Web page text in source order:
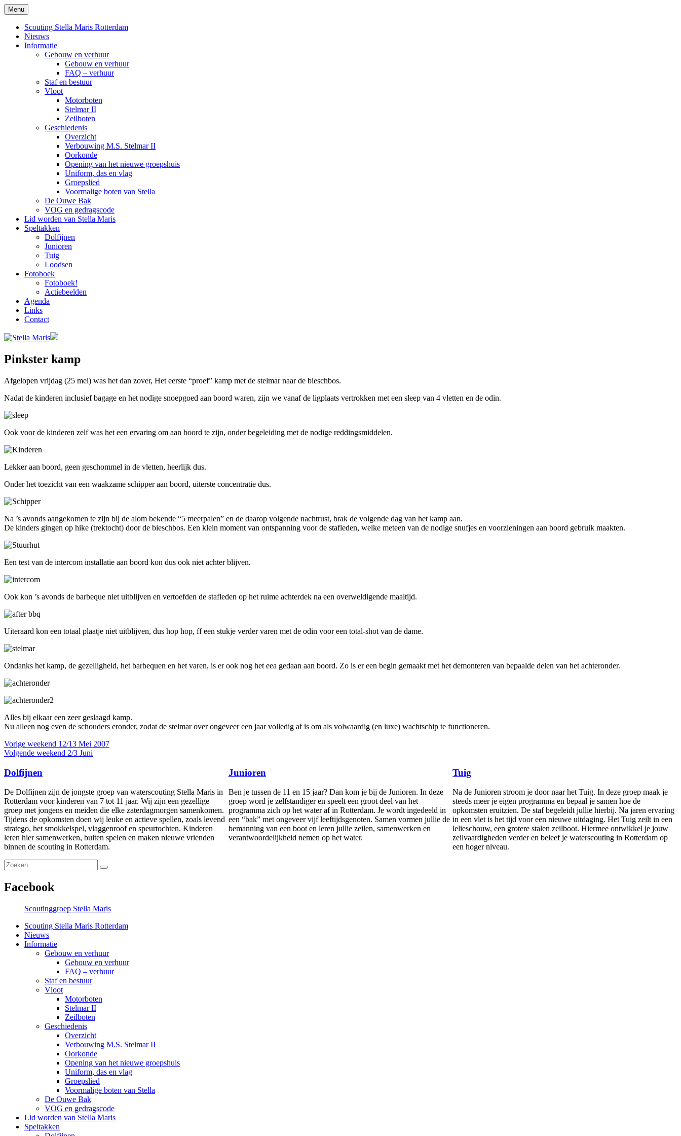
Ga
naar
inhoud
Stella Maris
Scoutinggroep Stella Maris Rotterdam
Menu
Scouting Stella Maris Rotterdam
Nieuws
Informatie
Gebouw en verhuur
Gebouw en verhuur
FAQ – verhuur
Staf en bestuur
Vloot
Motorboten
Stelmar II
Zeilboten
Geschiedenis
Overzicht
Verbouwing M.S. Stelmar II
Oorkonde
Opening van het nieuwe groepshuis
Uniform, das en vlag
Groepslied
Voormalige boten van Stella
De Ouwe Bak
VOG en gedragscode
Lid worden van Stella Maris
Speltakken
Dolfijnen
Junioren
Tuig
Loodsen
Fotoboek
Fotoboek!
Actiebeelden
Agenda
Links
Contact
Pinkster kamp
Afgelopen vrijdag (25 mei) was het dan zover, Het eerste “proef” kamp met de stelmar naar de bieschbos.
Nadat de kinderen inclusief bagage en het nodige snoepgoed aan boord waren, zijn we vanaf de ligplaats vertrokken met een sleep van 4 vletten en de odin.
Ook voor de kinderen zelf was het een ervaring om aan boord te zijn, onder begeleiding met de nodige reddingsmiddelen.
Lekker aan boord, geen geschommel in de vletten, heerlijk dus.
Onder het toezicht van een waakzame schipper aan boord, uiterste concentratie dus.
Na ’s avonds aangekomen te zijn bij de alom bekende “5 meerpalen” en de daarop volgende nachtrust, brak de volgende dag van het kamp aan.
De kinders gingen op hike (trektocht) door de bieschbos. Een klein moment van ontspanning voor de stafleden, welke meteen van de nodige snufjes en voorzieningen aan boord gebruik maakten.
Een test van de intercom installatie aan boord kon dus ook niet achter blijven.
Ook kon ’s avonds de barbeque niet uitblijven en vertoefden de stafleden op het ruime achterdek na een overweldigende maaltijd.
Uiteraard kon een totaal plaatje niet uitblijven, dus hop hop, ff een stukje verder varen met de odin voor een total-shot van de dame.
Ondanks het kamp, de gezelligheid, het barbequen en het varen, is er ook nog het eea gedaan aan boord. Zo is er een begin gemaakt met het demonteren van bepaalde delen van het achteronder.
Alles bij elkaar een zeer geslaagd kamp.
Nu alleen nog even de schouders eronder, zodat de stelmar over ongeveer een jaar volledig af is om als volwaardig (en luxe) wachtschip te functioneren.
Bericht
navigatie
Vorige Vorig
bericht:
weekend 12/13 Mei 2007
Volgende Volgend
weekend 2/3 Juni
Dolfijnen
De Dolfijnen zijn de jongste groep van waterscouting Stella Maris in
Rotterdam voor kinderen van 7 tot 11 jaar. Wij zijn een gezellige
groep met jongens en meiden die elke zaterdagmorgen samenkomen.
Tijdens de opkomsten doen wij leuke en actieve spellen, zoals levend
stratego, het smokkelspel, vlaggenroof en speurtochten. Kinderen
leren hier samenwerken, buiten spelen en maken nieuwe vrienden
binnen de scouting in Rotterdam.
Junioren
Ben je tussen de 11 en 15 jaar? Dan kom je bij de Junioren. In deze
groep word je zelfstandiger en speelt een groot deel van het
programma zich op het water af in Rotterdam. Je wordt ingedeeld in
een “bak” met ongeveer vijf leeftijdsgenoten. Samen vormen jullie de
bemanning van een boot en leren jullie zeilen, samenwerken en
verantwoordelijkheid nemen op het water.
Tuig
Na de Junioren stroom je door naar het Tuig. In deze groep maak je
steeds meer je eigen programma en bepaal je samen hoe de
opkomsten eruitzien. De staf begeleidt jullie hierbij. Na jaren ervaring
in een vlet is het tijd voor een nieuwe uitdaging. Het Tuig zeilt in een
lelieschouw, een grotere stalen zeilboot. Hiermee ontwikkel je jouw
zeilvaardigheden verder en beleef je waterscouting in Rotterdam op
een hoger niveau.
Zoeken
naar:
Zoeken
Facebook
Scoutinggroep Stella Maris
Scouting Stella Maris Rotterdam
Nieuws
Informatie
Gebouw en verhuur
Gebouw en verhuur
FAQ – verhuur
Staf en bestuur
Vloot
Motorboten
Stelmar II
Zeilboten
Geschiedenis
Overzicht
Verbouwing M.S. Stelmar II
Oorkonde
Opening van het nieuwe groepshuis
Uniform, das en vlag
Groepslied
Voormalige boten van Stella
De Ouwe Bak
VOG en gedragscode
Lid worden van Stella Maris
Speltakken